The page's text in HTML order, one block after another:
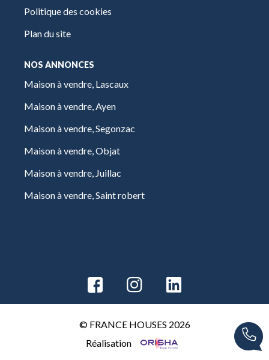
Politique des cookies
Plan du site
NOS ANNONCES
Maison à vendre, Lascaux
Maison à vendre, Ayen
Maison à vendre, Segonzac
Maison à vendre, Objat
Maison à vendre, Juillac
Maison à vendre, Saint robert
© FRANCE HOUSES 2026
Réalisation